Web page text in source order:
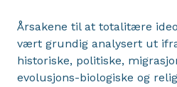
Årsakene til at totalitære
vært grundig analysert ut
historiske, politiske,
evolusjons-biologiske og